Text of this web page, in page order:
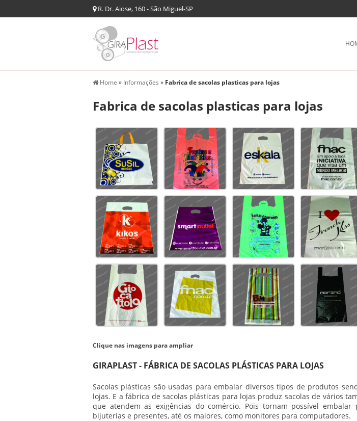
R. Dr. Aiose, 160 - São Miguel-SP
Home » Informações » Fabrica de sacolas plasticas para lojas
Fabrica de sacolas plasticas para lojas
Clique nas imagens para ampliar
GIRAPLAST - FÁBRICA DE SACOLAS PLÁSTICAS PARA LOJAS
Sacolas plásticas são usadas para embalar diversos tipos de produtos
lojas. E a fábrica de sacolas plásticas para lojas produz sacolas de vários
que atendem as exigências do comércio. Pois tornam possível embalar
bijuterias e presentes, até os maiores, como monitores para computadores.